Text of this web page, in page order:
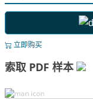
立即购买
索取 PDF 样本